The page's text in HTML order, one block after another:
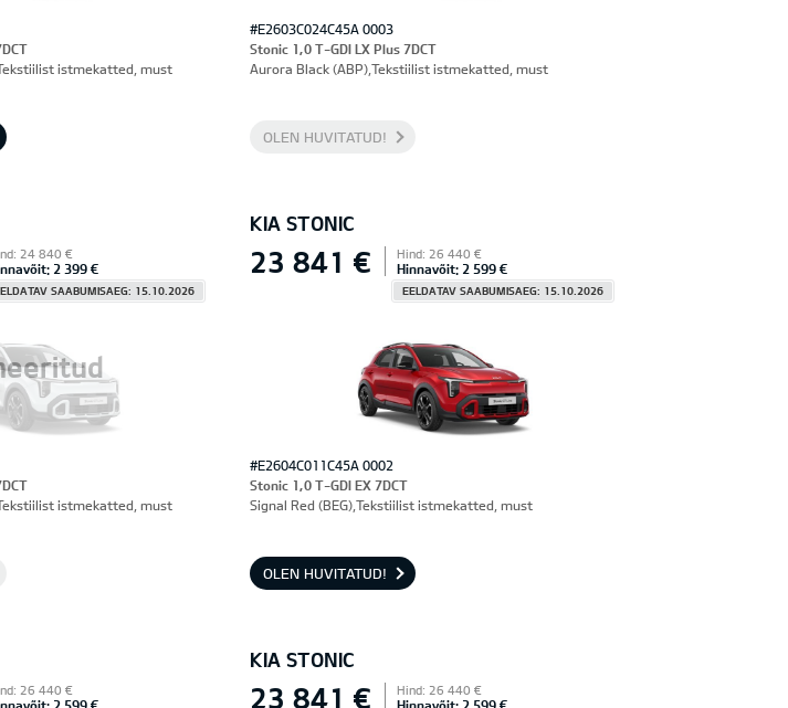
istmekatted, must
#E2603C024C45A 0003
Stonic 1,0 T-GDI LX Plus 7DCT
Aurora Black (ABP),Tekstiilist istmekatted, must
OLEN HUVITATUD!
24 840 €
2 399 €
SAABUMISAEG: 15.10.2026
istmekatted, must
KIA STONIC
23 841 € Hind: 26 440 €
Hinnavõit: 2 599 €
EELDATAV SAABUMISAEG: 15.10.2026
#E2604C011C45A 0002
Stonic 1,0 T-GDI EX 7DCT
Signal Red (BEG),Tekstiilist istmekatted, must
OLEN HUVITATUD!
26 440 €
2 599 €
KIA STONIC
23 841 € Hind: 26 440 €
Hinnavõit: 2 599 €